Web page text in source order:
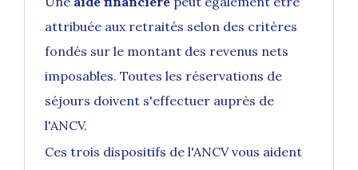
attribuée aux retraités selon des critères
fondés sur le montant des revenus nets
imposables. Toutes les réservations de
séjours doivent s'effectuer auprès de
l'ANCV.
Ces trois dispositifs de l'ANCV vous aident